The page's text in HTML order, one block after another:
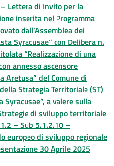
Lettera di Invito per la
inserita nel Programma
dall’Assemblea dei
Syracusae” con Delibera n.
“Realizzazione di una
annesso ascensore
Aretusa” del Comune di
Strategia Territoriale (ST)
Syracusae”, a valere sulla
di sviluppo territoriale
– Sub 5.1.2.10 –
europeo di sviluppo regionale
30 Aprile 2025